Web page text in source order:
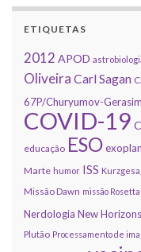
ETIQUETAS
2012 APOD
Oliveira Carl Sagan
67P/Churyumov-
COVID-19
educação ESO
Marte humor ISS
Missão Dawn missão Rosetta
Nerdologia New Horizons
Plutão Processamento de